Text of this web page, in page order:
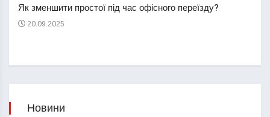
Як зменшити простої під час офісного переїзду?
20.09.2025
Новини